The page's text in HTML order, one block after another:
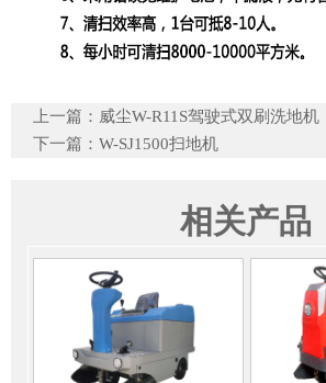
上一篇： 威尘W-R11S驾驶式双刷洗地机
下一篇： W-SJ1500扫地机
相关产品